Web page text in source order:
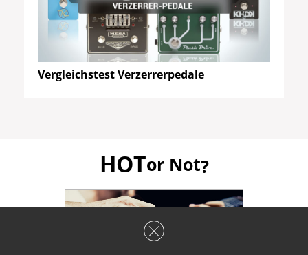
Vergleichstest Verzerrerpedale
HOTor Not?